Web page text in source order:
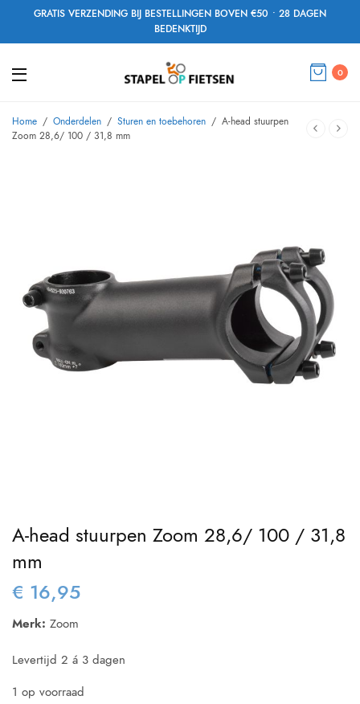
GRATIS VERZENDING BIJ BESTELLINGEN BOVEN €50 • 28 DAGEN
BEDENKTIJD
0
Home / Onderdelen / Sturen en toebehoren / A-head stuurpen
Zoom 28,6/ 100 / 31,8 mm
A-head stuurpen Zoom 28,6/ 100 / 31,8
mm
€ 16,95
Merk: Zoom
Levertijd 2 á 3 dagen
1 op voorraad